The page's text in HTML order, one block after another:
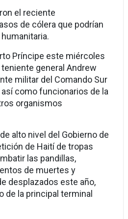
el reciente
de cólera que podrían
Príncipe este miércoles
general Andrew
militar del Comando Sur
como funcionarios de la
organismos
alto nivel del Gobierno de
de Haití de tropas
las pandillas,
de muertes y
desplazados este año,
de la principal terminal